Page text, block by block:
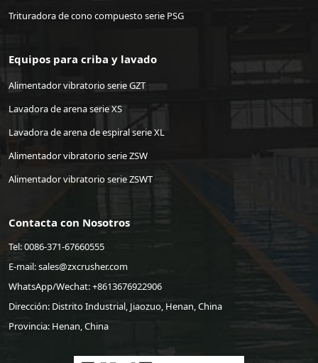
Trituradora de cono compuesto serie PSG
Equipos para criba y lavado
Alimentador vibratorio serie GZT
Lavadora de arena serie XS
Lavadora de arena de espiral serie XL
Alimentador vibratorio serie ZSW
Alimentador vibratorio serie ZSWT
Contacta con Nosotros
Tel: 0086-371-67660555
E-mail:sales@zxcrusher.com
WhatsApp/Wechat:+8613676922906
Dirección: Distrito Industrial, Jiaozuo, Henan, China
Provincia: Henan, China